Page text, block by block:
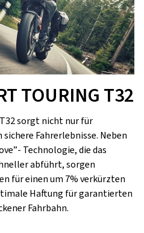
TOURING T32
sorgt nicht nur für
Fahrerlebnisse. Neben
Technologie, die das
abführt, sorgen
für einen um 7% verkürzten
Haftung für garantierten
Fahrbahn.